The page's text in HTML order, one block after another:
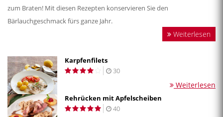
zum Braten! Mit diesen Rezepten konservieren Sie den
Bärlauchgeschmack fürs ganze Jahr.
Weiterlesen
Karpfenfilets
30
Weiterlesen
Rehrücken mit Apfelscheiben
40